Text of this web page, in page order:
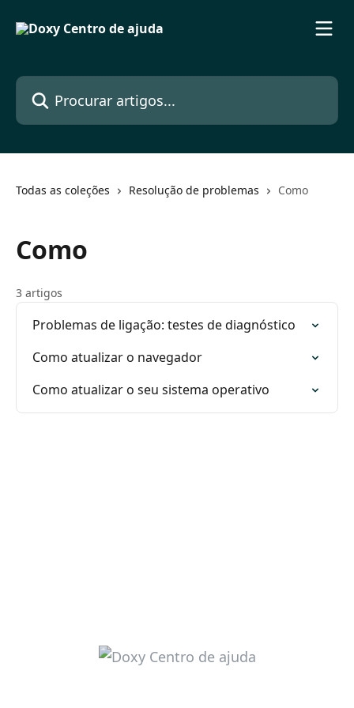
Procurar artigos...
Todas as coleções Resolução de problemas Como
Como
3 artigos
Problemas de ligação: testes de diagnóstico
Como atualizar o navegador
Como atualizar o seu sistema operativo